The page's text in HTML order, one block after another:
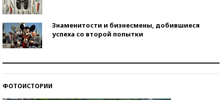
Знаменитости и бизнесмены, добившиеся
успеха со второй попытки
ФОТОИСТОРИИ